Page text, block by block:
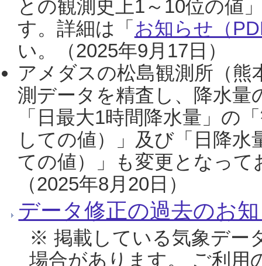
との観測史上1～10位の値
す。詳細は「 お知らせ（
い。（2025年9月17日）
アメダスの松島観測所（熊
測データを精査し、降水
「日最大1時間降水量」の
しての値）」及び「日降
ての値）」も変更となっ
（2025年8月20日）
データ修正の過去のお
※ 掲載している気象デー
場合があります。 ご利用